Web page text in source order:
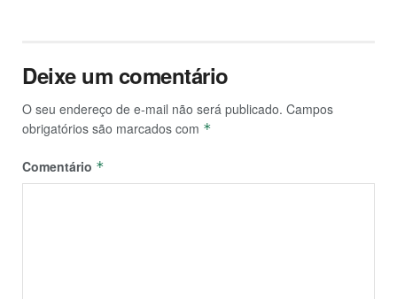
Deixe um comentário
O seu endereço de e-mail não será publicado. Campos
obrigatórios são marcados com *
Comentário *